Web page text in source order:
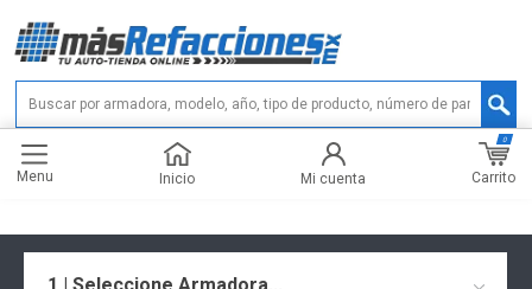
Menu Inicio Mi cuenta Carrito
0